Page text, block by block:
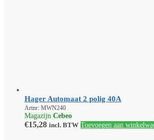
Hager Automaat 2 polig 40A
Artnr: MWN240
Magazijn Cebeo
€15,28 incl. BTW Toevoegen aan